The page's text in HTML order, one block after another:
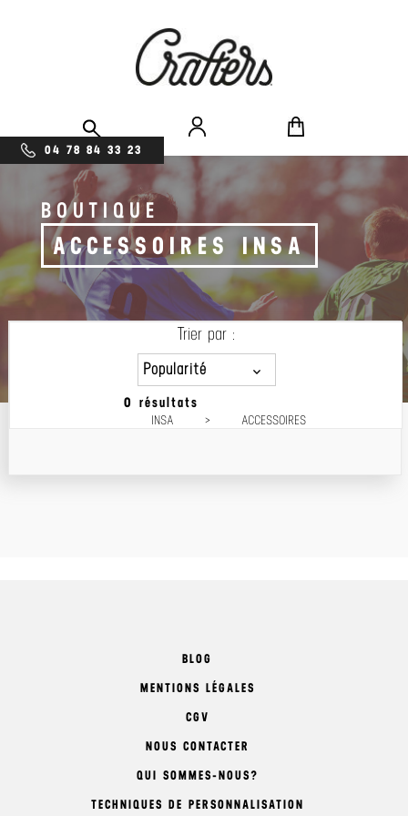
04 78 84 33 23
BOUTIQUE
ACCESSOIRES INSA
0 résultats
INSA > ACCESSOIRES
Trier par :
Popularité
Popularité
Prix décroissant
BLOG
MENTIONS LÉGALES
CGV
NOUS CONTACTER
QUI SOMMES-NOUS?
TECHNIQUES DE PERSONNALISATION